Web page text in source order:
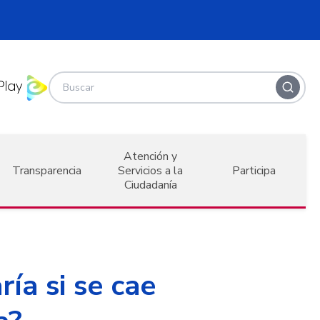
Transparencia
Atención y
Servicios a la
Ciudadanía
Participa
si se cae